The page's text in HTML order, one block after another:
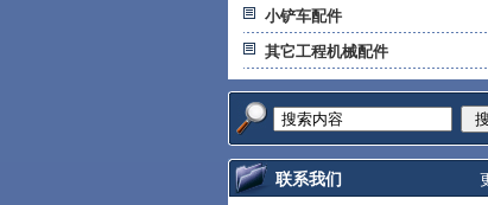
小铲车配件
其它工程机械配件
联系我们